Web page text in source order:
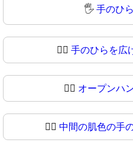
🖐 手のひ
🖐🏻 手のひらを広
🖐🏼 オープンハ
🖐🏽 中間の肌色の手